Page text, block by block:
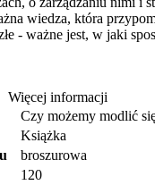
wiedza, która
- ważne jest, w jaki
Więcej informacji
Czy możemy modlić
Książka
broszurowa
120